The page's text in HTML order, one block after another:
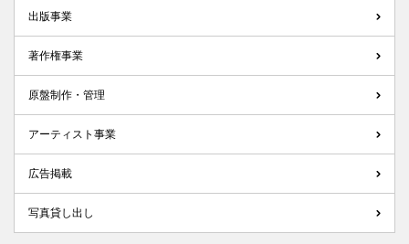
出版事業
著作権事業
原盤制作・管理
アーティスト事業
広告掲載
写真貸し出し